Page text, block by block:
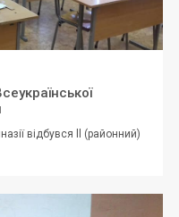
відбувся ll (районний)